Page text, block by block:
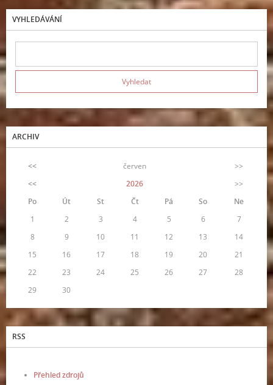
VYHLEDÁVÁNÍ
ARCHIV
<< červen
>>
<<
2026
>>
Po
Út St Čt Pá So
Ne
1
2 3 4 5 6
7
8
9 10 11 12 13
14
15
16 17 18 19 20
21
22
23 24 25 26 27
28
29
30
RSS
Přehled zdrojů